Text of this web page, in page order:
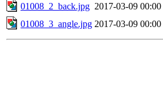
01008_2_back.jpg 2017-03-09 00:00
01008_3_angle.jpg 2017-03-09 00:00